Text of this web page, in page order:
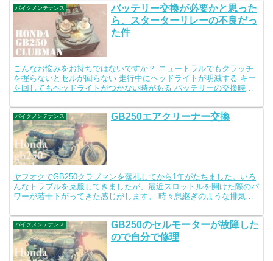
バイクメンテナンス
バッテリー交換が必要かと思った
ら、スターターリレーの不良だっ
た件
こんなお悩みをお持ちではないですか？ ニュートラルでもクラッチ
を握らないとセルが回らない 走行中にヘッドライトが明滅する キー
を回してもヘッドライトがつかない時がある バッテリーの交換時期
バイクメンテナンス GB250エアクリーナー交換
ヤフオクでGB250クラブマンを落札してから1年がたちました。いろ
んなトラブルを克服してきましたが、最近スロットルを開けた際のパ
ワーが若干下がってきた感じがします。 時々息継ぎのような排気音
バイクメンテナンス
GB250のセルモーターが故障した
ので自分で修理